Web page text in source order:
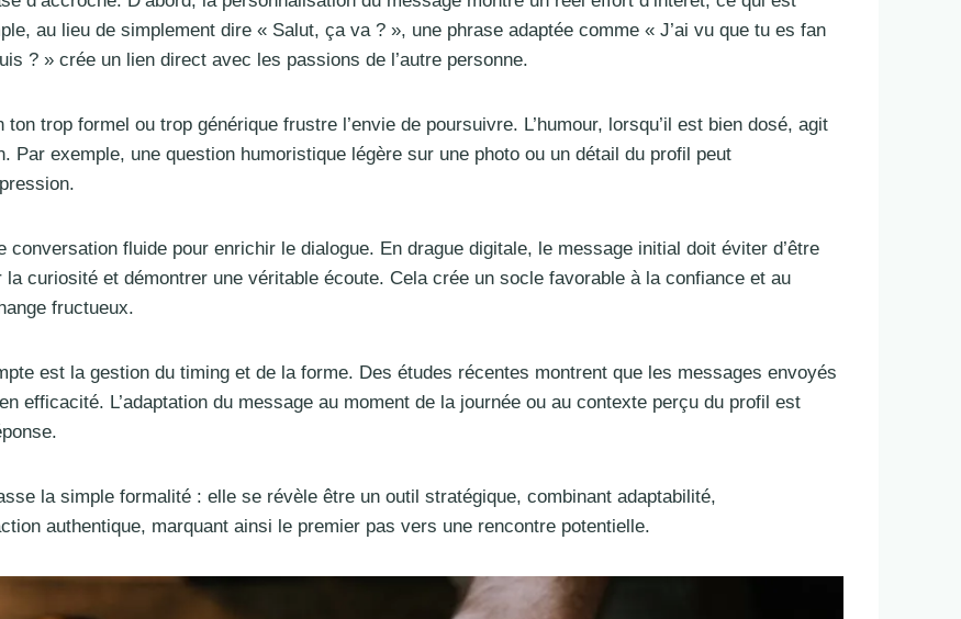
au lieu de simplement dire « Salut, ça va ? », une phrase adaptée comme « J’ai vu que tu es fan
? » crée un lien direct avec les passions de l’autre personne.
trop formel ou trop générique frustre l’envie de poursuivre. L’humour, lorsqu’il est bien dosé, agit
Par exemple, une question humoristique légère sur une photo ou un détail du profil peut
fluide pour enrichir le dialogue. En drague digitale, le message initial doit éviter d’être
curiosité et démontrer une véritable écoute. Cela crée un socle favorable à la confiance et au
fructueux.
est la gestion du timing et de la forme. Des études récentes montrent que les messages envoyés
efficacité. L’adaptation du message au moment de la journée ou au contexte perçu du profil est
la simple formalité : elle se révèle être un outil stratégique, combinant adaptabilité,
authentique, marquant ainsi le premier pas vers une rencontre potentielle.